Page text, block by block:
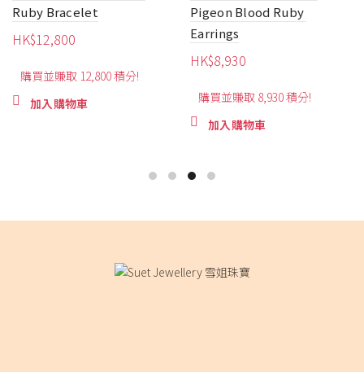
Ruby Bracelet
HK$12,800
購買並賺取 12,800 積分!
加入購物車
Pigeon Blood Ruby ​​
Earrings
HK$8,930
購買並賺取 8,930 積分!
加入購物車